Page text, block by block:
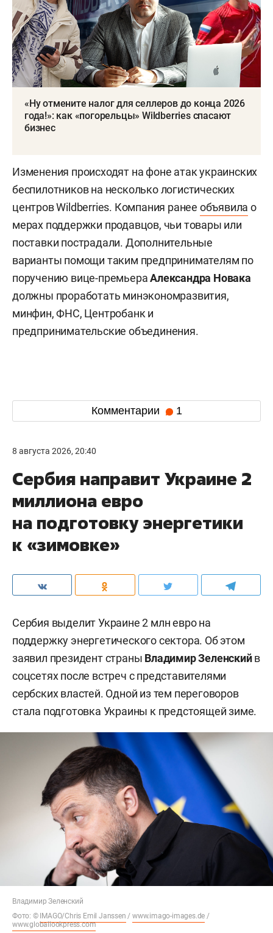
«Ну отмените налог для селлеров до конца 2026
года!»: как «погорельцы» Wildberries спасают
бизнес
Изменения происходят на фоне атак украинских
беспилотников на несколько логистических
центров Wildberries. Компания ранее объявила о
мерах поддержки продавцов, чьи товары или
поставки пострадали. Дополнительные
варианты помощи таким предпринимателям по
поручению вице-премьераАлександра Новака
должны проработать минэкономразвития,
минфин, ФНС, Центробанк и
предпринимательские объединения.
Комментарии 1
8 августа 2026, 20:40
Сербия направит Украине 2
миллиона евро
на подготовку энергетики
к «зимовке»
Сербия выделит Украине 2 млн евро на
поддержку энергетического сектора. Об этом
заявил президент страны Владимир Зеленскийв
соцсетях после встреч с представителями
сербских властей. Одной из тем переговоров
стала подготовка Украины к предстоящей зиме.
Владимир Зеленский
Фото: © IMAGO/Chris Emil Janssen /www.imago-images.de /
www.globallookpress.com